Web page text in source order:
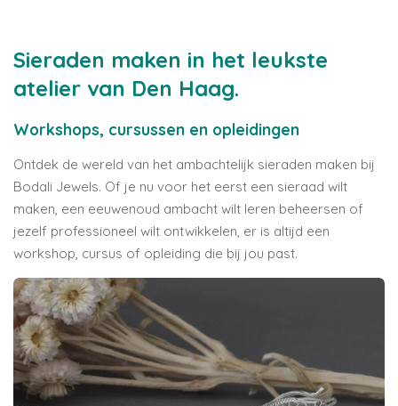
Sieraden maken in het leukste
atelier van Den Haag.
Workshops, cursussen en opleidingen
Ontdek de wereld van het ambachtelijk sieraden maken bij
Bodali Jewels. Of je nu voor het eerst een sieraad wilt
maken, een eeuwenoud ambacht wilt leren beheersen of
jezelf professioneel wilt ontwikkelen, er is altijd een
workshop, cursus of opleiding die bij jou past.